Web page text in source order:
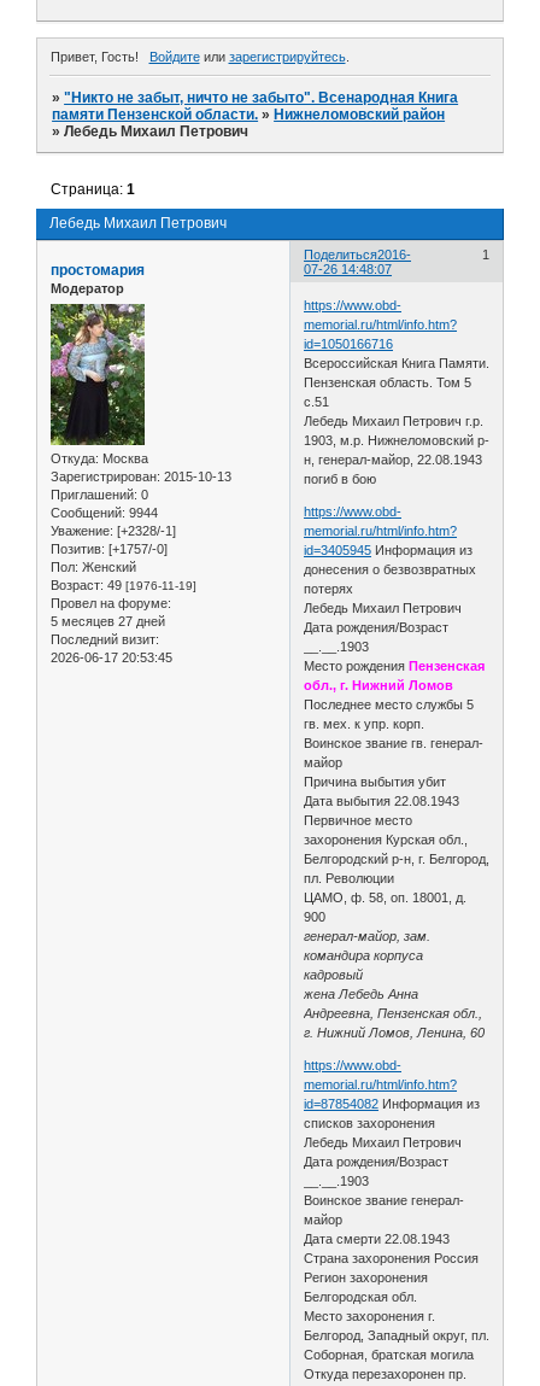
Привет, Гость! Войдитеили зарегистрируйтесь.
»"Никто не забыт, ничто не забыто". Всенародная Книга
памяти Пензенской области. » Нижнеломовский район
»Лебедь Михаил Петрович
Лебедь Михаил Петрович
Страница:1
Поделиться 1
2016-
07-26 14:48:07
простомария
Модератор
Откуда: Москва
Зарегистрирован: 2015-10-13
Приглашений: 0
Сообщений: 9944
Уважение: [+2328/-1]
Позитив: [+1757/-0]
Пол: Женский
Возраст: 49 [1976-11-19]
Провел на форуме:
5 месяцев 27 дней
Последний визит:
2026-06-17 20:53:45
https://www.obd-
memorial.ru/html/info.htm?
id=1050166716
Всероссийская Книга Памяти.
Пензенская область. Том 5
с.51
Лебедь Михаил Петрович г.р.
1903, м.р. Нижнеломовский р-
н, генерал-майор, 22.08.1943
погиб в бою
https://www.obd-
memorial.ru/html/info.htm?
id=3405945 Информация из
донесения о безвозвратных
потерях
Лебедь Михаил Петрович
Дата рождения/Возраст
__.__.1903
Место рожденияПензенская
обл., г. Нижний Ломов
Последнее место службы 5
гв. мех. к упр. корп.
Воинское звание гв. генерал-
майор
Причина выбытия убит
Дата выбытия 22.08.1943
Первичное место
захоронения Курская обл.,
Белгородский р-н, г. Белгород,
пл. Революции
ЦАМО, ф. 58, оп. 18001, д.
900
генерал-майор, зам.
командира корпуса
кадровый
жена Лебедь Анна
Андреевна, Пензенская обл.,
г. Нижний Ломов, Ленина, 60
https://www.obd-
memorial.ru/html/info.htm?
id=87854082 Информация из
списков захоронения
Лебедь Михаил Петрович
Дата рождения/Возраст
__.__.1903
Воинское звание генерал-
майор
Дата смерти 22.08.1943
Страна захоронения Россия
Регион захоронения
Белгородская обл.
Место захоронения г.
Белгород, Западный округ, пл.
Соборная, братская могила
Откуда перезахоронен пр.